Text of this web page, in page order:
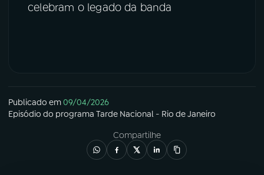
celebram o legado da banda
Publicado em09/04/2026
Episódio do programa Tarde Nacional - Rio de Janeiro
Compartilhe